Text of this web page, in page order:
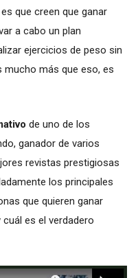
que creen que ganar
a cabo un plan
ejercicios de peso sin
mucho más que eso, es
de uno de los
ganador de varios
revistas prestigiosas
los principales
que quieren ganar
es el verdadero